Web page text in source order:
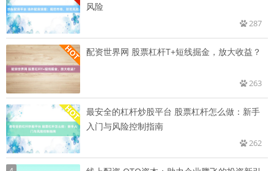
风险
287
配资世界网 股票杠杆T+短线掘金，放大收益？
263
最安全的杠杆炒股平台 股票杠杆怎么做：新手
入门与风险控制指南
262